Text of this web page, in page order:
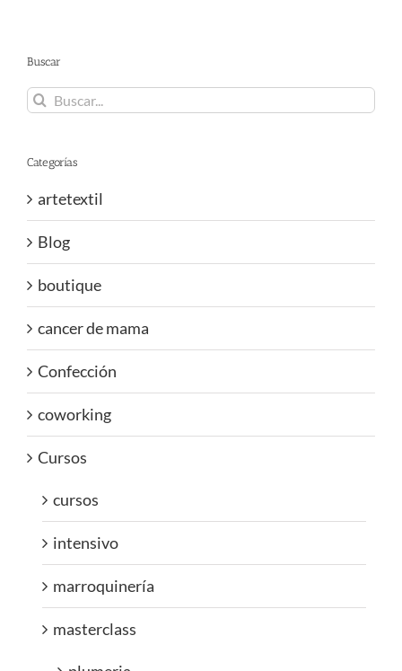
Buscar
Buscar:
Categorías
artetextil
Blog
boutique
cancer de mama
Confección
coworking
Cursos
cursos
intensivo
marroquinería
masterclass